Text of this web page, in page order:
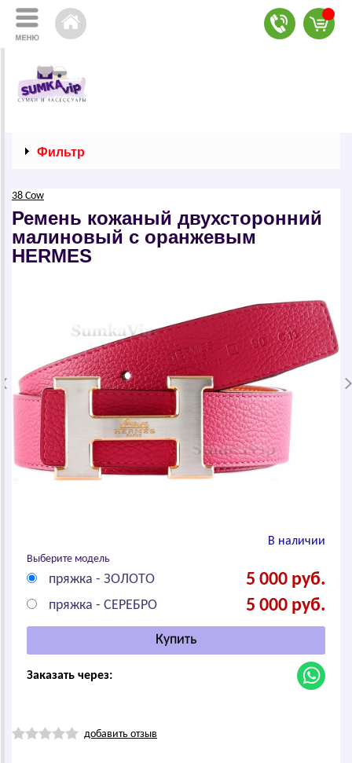
Фильтр
38 Cow
Ремень кожаный двухсторонний
малиновый с оранжевым
НЕRМЕS
В наличии
Выберите модель
пряжка - ЗОЛОТО 5 000 руб.
пряжка - СЕРЕБРО 5 000 руб.
Заказать через:
добавить отзыв